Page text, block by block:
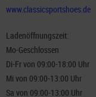
www.classicsportshoes.de
Ladenöffnungszeit:
Mo-Geschlossen
Di-Fr von 09:00-18:00 Uhr
Mi von 09:00-13:00 Uhr
Sa von 09:00-13:00 Uhr